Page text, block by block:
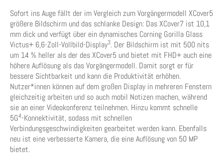
Sofort ins Auge fällt der im Vergleich zum Vorgängermodell XCover5
größere Bildschirm und das schlanke Design: Das XCover7 ist 10,1
mm dick und verfügt über ein dynamisches Corning Gorilla Glass
Victus+ 6,6-Zoll-Vollbild-Display3. Der Bildschirm ist mit 500 nits
um 14 % heller als der des XCover5 und bietet mit FHD+ auch eine
höhere Auflösung als das Vorgängermodell. Damit sorgt er für
bessere Sichtbarkeit und kann die Produktivität erhöhen.
Nutzer*innen können auf dem großen Display in mehreren Fenstern
gleichzeitig arbeiten und so auch mobil Notizen machen, während
sie an einer Videokonferenz teilnehmen. Hinzu kommt schnelle
5G4-Konnektivität, sodass mit schnellen
Verbindungsgeschwindigkeiten gearbeitet werden kann. Ebenfalls
neu ist eine verbesserte Kamera, die eine Auflösung von 50 MP
bietet.